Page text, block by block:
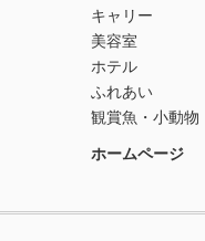
キャリー
美容室
ホテル
ふれあい
観賞魚・小動物
ホームページ